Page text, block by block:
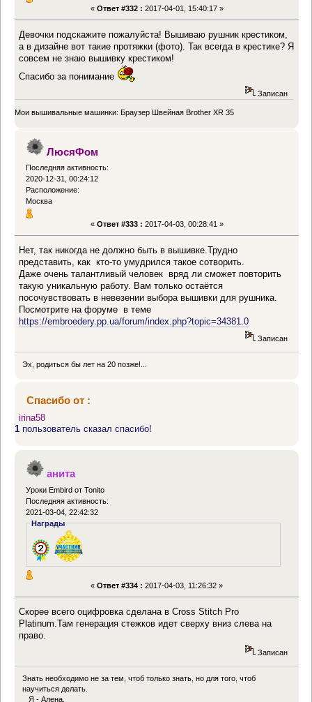
« Ответ #332 : 2017-04-01, 15:40:17 »
Девочки подскажите пожалуйста! Вышиваю рушник крестиком,
а в дизайне вот такие протяжки (фото). Так всегда в крестике? Я
совсем не знаю вышивку крестиком!
Спасибо за понимание
Записан
Мои вышивальные машинки: Браузер Швейная Brother XR 35
ЛюсяФом
Последняя активность:
2020-12-31, 00:24:12
Расположение:
Москва
« Ответ #333 : 2017-04-03, 00:28:41 »
Нет, так никогда не должно быть в вышивке.Трудно
представить, как кто-то умудрился такое сотворить.
Даже очень талантливый человек вряд ли сможет повторить
такую уникальную работу. Вам только остаётся
посочувствовать в невезении выбора вышивки для рушника.
Посмотрите на форуме в теме
https://embroedery.pp.ua/forum/index.php?topic=34381.0
Записан
Эх, родиться бы лет на 20 позже!...
Спасибо от :
irina58
1 пользователь сказал спасибо!
анита
Уроки Embird от Tonito
Последняя активность:
2021-03-04, 22:42:32
Награды
« Ответ #334 : 2017-04-03, 11:26:32 »
Скорее всего оцифровка сделана в Cross Stitch Pro
Platinum.Там генерация стежков идет сверху вниз слева на
право.
Записан
Знать необходимо не за тем, чтоб только знать, но для того, чтоб
научиться делать.
Я - Алена.